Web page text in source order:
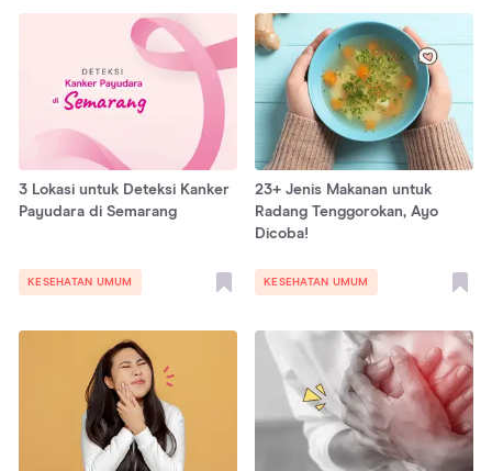
3 Lokasi untuk Deteksi Kanker
Payudara di Semarang
KESEHATAN UMUM
23+ Jenis Makanan untuk
Radang Tenggorokan, Ayo
Dicoba!
KESEHATAN UMUM